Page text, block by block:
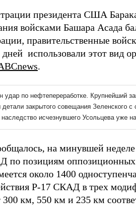
президента США
войсками Башара Асада
правительственные
использовали этот вид
.
на минувшей
по позициям
около 1400
Р-17 СКАД в трех
300 км, 550 км и 235 км